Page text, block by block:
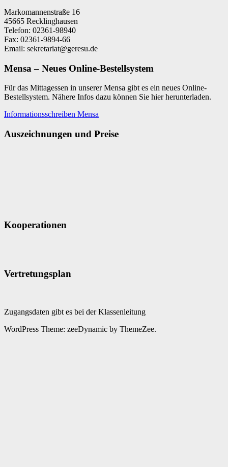
Markomannenstraße 16
45665 Recklinghausen
Telefon: 02361-98940
Fax: 02361-9894-66
Email: sekretariat@geresu.de
Mensa – Neues Online-Bestellsystem
Für das Mittagessen in unserer Mensa gibt es ein neues Online-
Bestellsystem. Nähere Infos dazu können Sie hier herunterladen.
Informationsschreiben Mensa
Auszeichnungen und Preise
Kooperationen
Vertretungsplan
Zugangsdaten gibt es bei der Klassenleitung
WordPress Theme: zeeDynamic by ThemeZee.